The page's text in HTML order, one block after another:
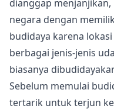
dianggap menjanjikan
negara dengan
budidaya karena
berbagai jenis-jenis
biasanya
Sebelum memulai
tertarik untuk terjun